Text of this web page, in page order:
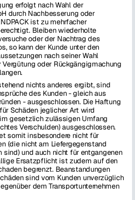
erfolgt nach Wahl der
durch Nachbesserung oder
ist zu mehrfacher
Bleiben wiederholte
oder der Nachtrag des
so kann der Kunde unter den
nach seiner Wahl
oder Rückgängigmachung
nichts anderes ergibt, sind
des Kunden - gleich aus
- ausgeschlossen. Die Haftung
Schäden jeglicher Art wird
gesetzlich zulässigen Umfang
Verschulden) ausgeschlossen.
somit insbesondere nicht für
(die nicht am Liefergegenstand
und auch nicht für entgangenen
Ersatzpflicht ist zudem auf den
begrenzt. Beanstandungen
sind vom Kunden unverzüglich
dem Transportunternehmen